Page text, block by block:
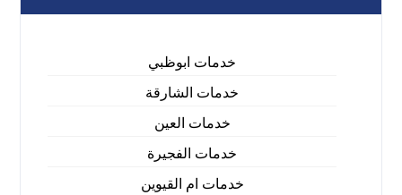
خدمات ابوظبي
خدمات الشارقة
خدمات العين
خدمات الفجيرة
خدمات ام القيوين